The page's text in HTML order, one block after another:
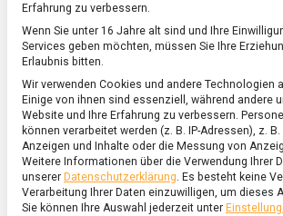
&
SCHLAGWORT:EIERLIKÖRTORTE
Erfahrung zu verbessern.
Wenn Sie unter 16 Jahre alt sind und Ihre
Services geben möchten, müssen Sie Ihre
Erlaubnis bitten.
Wir verwenden Cookies und andere Technologien
Einige von ihnen sind essenziell, während andere
Website und Ihre Erfahrung zu verbessern.
können verarbeitet werden (z. B. IP-Adressen), z.
Anzeigen und Inhalte oder die Messung von
Weitere Informationen über die Verwendung Ihrer
unserer Datenschutzerklärung. Es besteht keine
Verarbeitung Ihrer Daten einzuwilligen, um dieses
Sie können Ihre Auswahl jederzeit unter